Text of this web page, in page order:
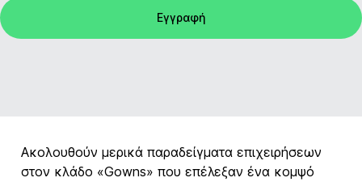
Εγγραφή
Ακολουθούν μερικά παραδείγματα επιχειρήσεων
στον κλάδο «Gowns» που επέλεξαν ένα κομψό